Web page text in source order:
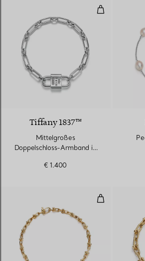
Tiffany 1837™
Mittelgroßes
Doppelschloss-Armband in
€ 1.400
Schmales